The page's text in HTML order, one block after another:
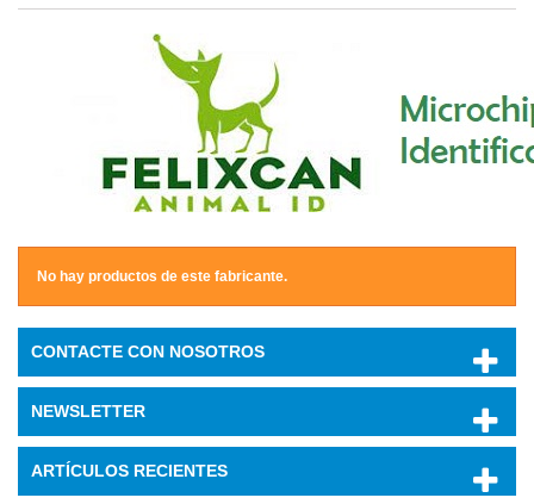
No hay productos de este fabricante.
CONTACTE CON NOSOTROS
NEWSLETTER
ARTÍCULOS RECIENTES